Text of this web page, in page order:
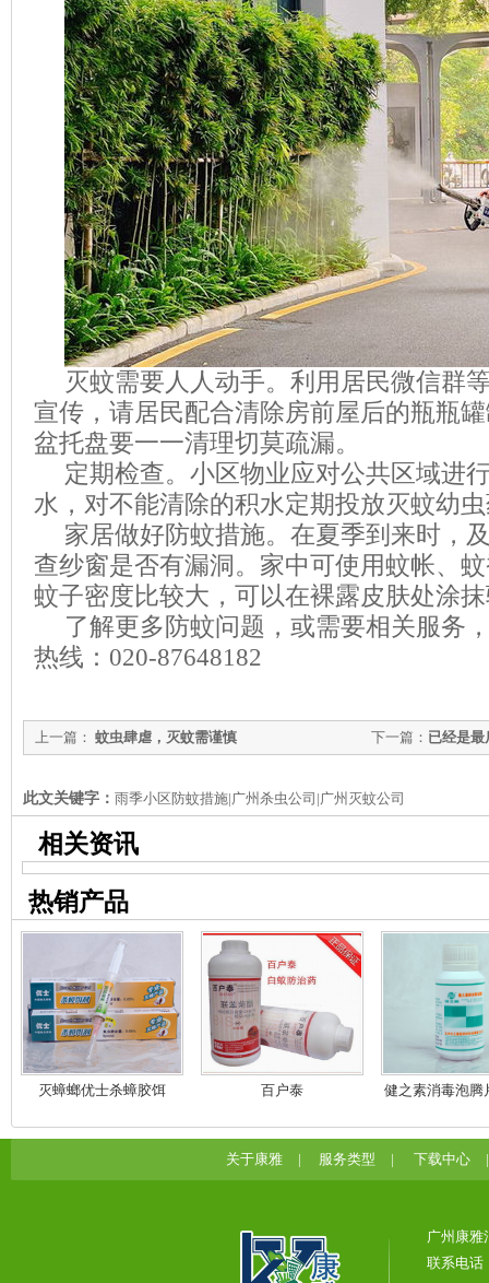
灭蚊需要人人动手。利用居民微信群
宣传，请居民配合清除房前屋后的瓶瓶
盆托盘要一一清理切莫疏漏。
定期检查。小区物业应对公共区域进
水，对不能清除的积水定期投放灭蚊幼
家居做好防蚊措施。在夏季到来时，
查纱窗是否有漏洞。家中可使用蚊帐、
蚊子密度比较大，可以在裸露皮肤处涂
了解更多防蚊问题，或需要相关服务
热线： 020-87648182
下一篇： 已经是最
上一篇： 蚊虫肆虐，灭蚊需谨慎
此文关键字： 雨季小区防蚊措施|广州杀虫公司|广州灭蚊公司
相关资讯
热销产品
灭蟑螂优士杀蟑胶饵 百户泰
健之素消毒泡腾
关于康雅 | 服务类型 | 下载中心 |
广州康雅
联系电话